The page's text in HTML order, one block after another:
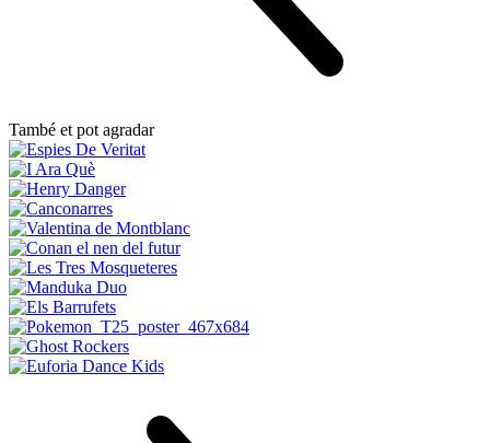
També et pot agradar